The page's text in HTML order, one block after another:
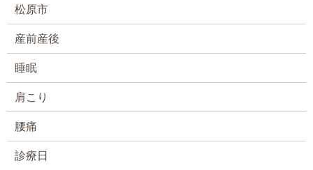
松原市
産前産後
睡眠
肩こり
腰痛
診療日